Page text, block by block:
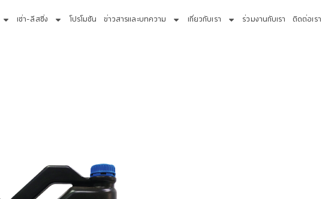
เช่า-ลีสซิ่ง โปรโมชัน ข่าวสารและบทความ เกี่ยวกับเรา ร่วมงานกับเรา ติดต่อเรา